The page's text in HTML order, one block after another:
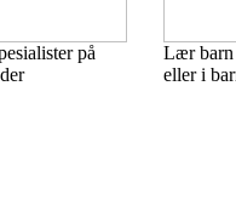
på
Lær barn
eller i